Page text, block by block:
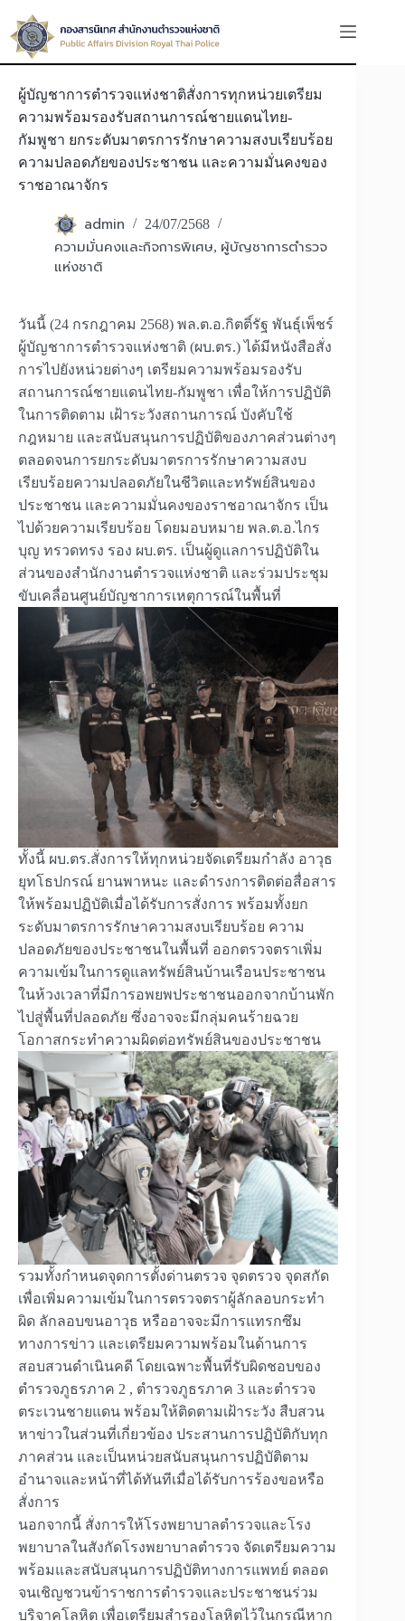
to
content
ผู้บัญชาการตำรวจแห่งชาติสั่งการทุกหน่วยเตรียม
ความพร้อมรองรับสถานการณ์ชายแดนไทย-
กัมพูชา ยกระดับมาตรการรักษาความสงบเรียบร้อย
ความปลอดภัยของประชาชน และความมั่นคงของ
ราชอาณาจักร
admin 24/07/2568
ความมั่นคงและกิจการพิเศษ, ผู้บัญชาการตำรวจ
แห่งชาติ
วันนี้ (24 กรกฎาคม 2568) พล.ต.อ.กิตติ์รัฐ พันธุ์เพ็ชร์
ผู้บัญชาการตำรวจแห่งชาติ (ผบ.ตร.) ได้มีหนังสือสั่ง
การไปยังหน่วยต่างๆ เตรียมความพร้อมรองรับ
สถานการณ์ชายแดนไทย-กัมพูชา เพื่อให้การปฏิบัติ
ในการติดตาม เฝ้าระวังสถานการณ์ บังคับใช้
กฎหมาย และสนับสนุนการปฏิบัติของภาคส่วนต่างๆ
ตลอดจนการยกระดับมาตรการรักษาความสงบ
เรียบร้อยความปลอดภัยในชีวิตและทรัพย์สินของ
ประชาชน และความมั่นคงของราชอาณาจักร เป็น
ไปด้วยความเรียบร้อย โดยมอบหมาย พล.ต.อ.ไกร
บุญ ทรวดทรง รอง ผบ.ตร. เป็นผู้ดูแลการปฏิบัติใน
ส่วนของสำนักงานตำรวจแห่งชาติ และร่วมประชุม
ขับเคลื่อนศูนย์บัญชาการเหตุการณ์ในพื้นที่
ทั้งนี้ ผบ.ตร.สั่งการให้ทุกหน่วยจัดเตรียมกำลัง อาวุธ
ยุทโธปกรณ์ ยานพาหนะ และดำรงการติดต่อสื่อสาร
ให้พร้อมปฏิบัติเมื่อได้รับการสั่งการ พร้อมทั้งยก
ระดับมาตรการรักษาความสงบเรียบร้อย ความ
ปลอดภัยของประชาชนในพื้นที่ ออกตรวจตราเพิ่ม
ความเข้มในการดูแลทรัพย์สินบ้านเรือนประชาชน
ในห้วงเวลาที่มีการอพยพประชาชนออกจากบ้านพัก
ไปสู่พื้นที่ปลอดภัย ซึ่งอาจจะมีกลุ่มคนร้ายฉวย
โอกาสกระทำความผิดต่อทรัพย์สินของประชาชน
รวมทั้งกำหนดจุดการตั้งด่านตรวจ จุดตรวจ จุดสกัด
เพื่อเพิ่มความเข้มในการตรวจตราผู้ลักลอบกระทำ
ผิด ลักลอบขนอาวุธ หรืออาจจะมีการแทรกซึม
ทางการข่าว และเตรียมความพร้อมในด้านการ
สอบสวนดำเนินคดี โดยเฉพาะพื้นที่รับผิดชอบของ
ตำรวจภูธรภาค 2 , ตำรวจภูธรภาค 3 และตำรวจ
ตระเวนชายแดน พร้อมให้ติดตามเฝ้าระวัง สืบสวน
หาข่าวในส่วนที่เกี่ยวข้อง ประสานการปฏิบัติกับทุก
ภาคส่วน และเป็นหน่วยสนับสนุนการปฏิบัติตาม
อำนาจและหน้าที่ได้ทันทีเมื่อได้รับการร้องขอหรือ
สั่งการ
นอกจากนี้ สั่งการให้โรงพยาบาลตำรวจและโรง
พยาบาลในสังกัดโรงพยาบาลตำรวจ จัดเตรียมความ
พร้อมและสนับสนุนการปฏิบัติทางการแพทย์ ตลอด
จนเชิญชวนข้าราชการตำรวจและประชาชนร่วม
บริจาคโลหิต เพื่อเตรียมสำรองโลหิตไว้ในกรณีหาก